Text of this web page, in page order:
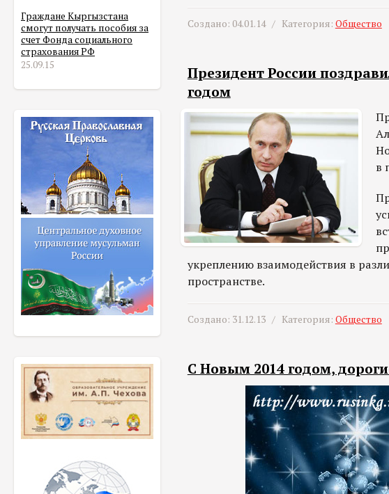
Граждане Кыргызстана
смогут получать пособия за
счет Фонда социального
страхования РФ
25.09.15
Создано: 04.01.14 / Категория: Общество
Президент России
годом
в
укреплению взаимодействия в
пространстве.
Создано: 31.12.13 / Категория: Общество
С Новым 2014 годом,